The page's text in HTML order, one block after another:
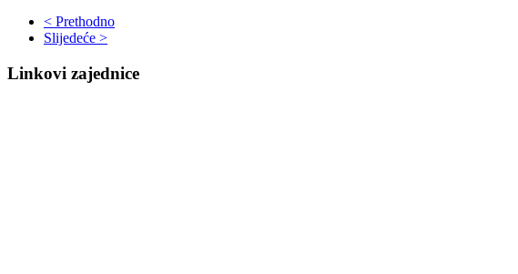
< Prethodno
Slijedeće >
Linkovi zajednice